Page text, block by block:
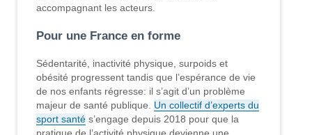
accompagnant les acteurs.
Pour une France en forme
Sédentarité, inactivité physique, surpoids et
obésité progressent tandis que l’espérance de vie
de nos enfants régresse: il s’agit d’un problème
majeur de santé publique. Un collectif d’experts du
sport santé s’engage depuis 2018 pour que la